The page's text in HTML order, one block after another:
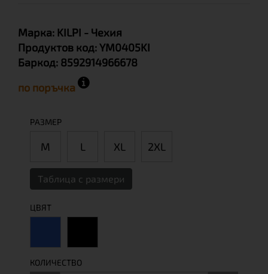
Марка: KILPI - Чехия
Продуктов код:YM0405KI
Баркод: 8592914966678
по поръчка
РАЗМЕР
М L XL 2XL
Таблица с размери
ЦВЯТ
КОЛИЧЕСТВО